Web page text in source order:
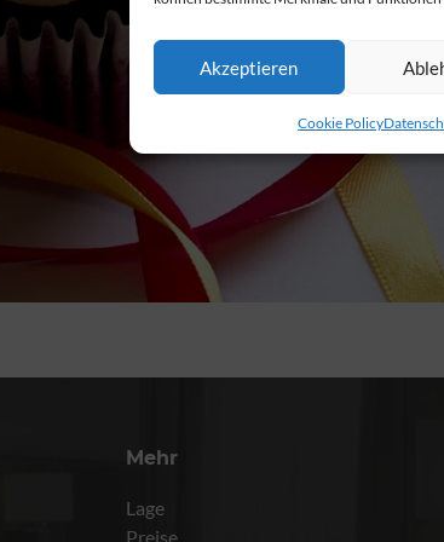
Akzeptieren
Cookie Policy
Mehr
Lage
Preise